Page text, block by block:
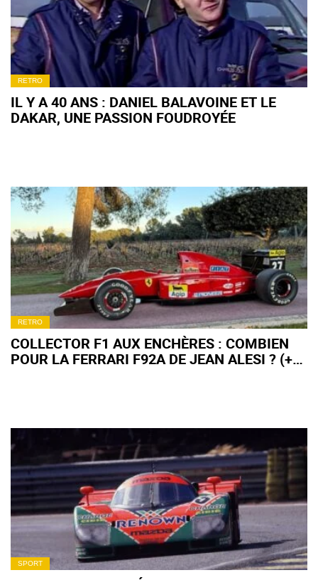
RETRO
IL Y A 40 ANS : DANIEL BALAVOINE ET LE
DAKAR, UNE PASSION FOUDROYÉE
RETRO
COLLECTOR F1 AUX ENCHÈRES : COMBIEN
POUR LA FERRARI F92A DE JEAN ALESI ? (+
SPORT